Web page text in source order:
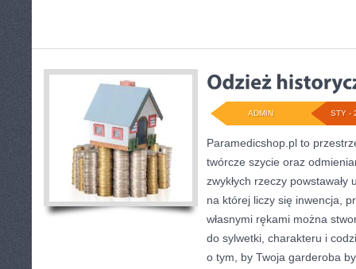
STY -
ADMIN
Paramedicshop.pl to
twórcze szycie oraz
zwykłych rzeczy
na której liczy się inwencja,
własnymi rękami można
do sylwetki, charakteru i
o tym, by Twoja garderoba